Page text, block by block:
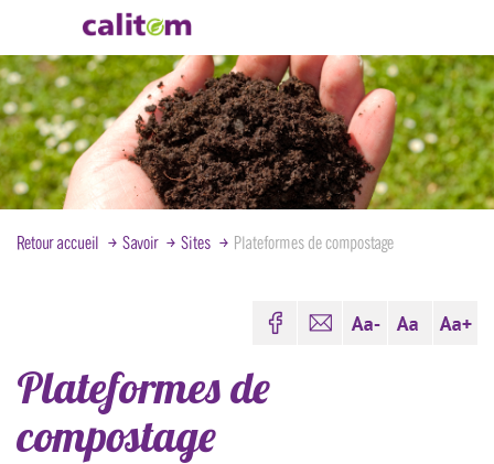
Aller
au
contenu
principal
Retour accueil Savoir Sites Plateformes de compostage
Plateformes de
compostage